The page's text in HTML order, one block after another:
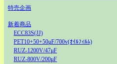
特売企画
新着商品
ECC83S(JJ)
PET10+50+50μF/700v(ｵｲﾙﾌｨﾙﾑ)
RUZ-1200V/47μF
RUZ-800V/200μF